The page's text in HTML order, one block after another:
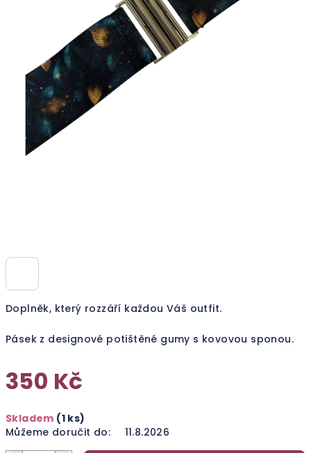
Doplněk, který rozzáří každou Váš outfit.
Pásek z designové potištěné gumy s kovovou sponou.
350 Kč
cena:
Skladem (1 ks)
Můžeme doručit do:
11.8.2026